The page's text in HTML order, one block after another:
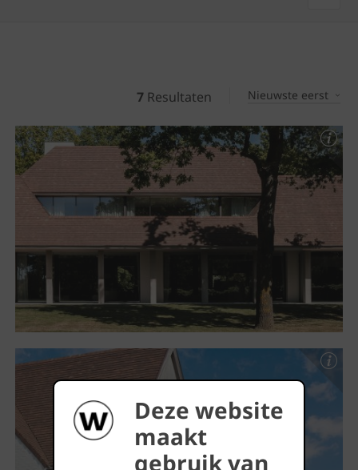
Deze website
maakt
gebruik van
7 Resultaten Nieuwste eerst